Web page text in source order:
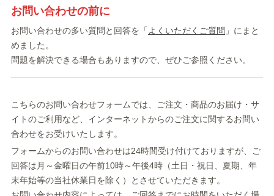
お問い合わせの前に
お問い合わせの多い質問と回答を「 よくいただくご質問 」にまと
めました。
問題を解決できる場合もありますので、ぜひご参照ください。
こちらのお問い合わせフォームでは、ご注文・商品のお届け・サ
イトのご利用など、インターネットからのご注文に関するお問い
合わせをお受けいたします。
フォームからのお問い合わせは24時間受け付けておりますが、ご
回答は月～金曜日の午前10時～午後4時（土日・祝日、夏期、年
末年始等の当社休業日を除く）とさせていただきます。